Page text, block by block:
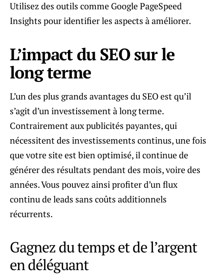
Utilisez des outils comme Google PageSpeed
Insights pour identifier les aspects à améliorer.
L’impact du SEO sur le
long terme
L’un des plus grands avantages du SEO est qu’il
s’agit d’un investissement à long terme.
Contrairement aux publicités payantes, qui
nécessitent des investissements continus, une fois
que votre site est bien optimisé, il continue de
générer des résultats pendant des mois, voire des
années. Vous pouvez ainsi profiter d’un flux
continu de leads sans coûts additionnels
récurrents.
Gagnez du temps et de l’argent
en déléguant